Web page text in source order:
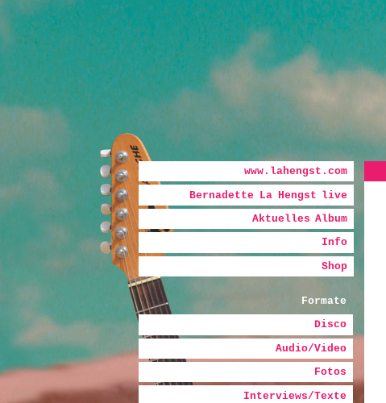
Bernadette
La Hengst
Zum Inhalt wechseln
Zum sekundären Inhalt wechseln
www.lahengst.com
Bernadette La Hengst live
Aktuelles Album
Info
Shop
Formate
Disco
Audio/Video
Fotos
Interviews/Texte